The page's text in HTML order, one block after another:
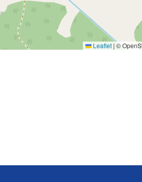
Leaflet | ©